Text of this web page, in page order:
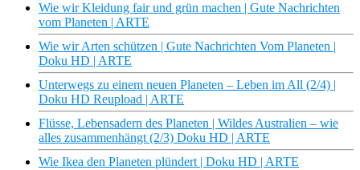
Wie wir Kleidung fair und grün machen | Gute Nachrichten
vom Planeten | ARTE
Wie wir Arten schützen | Gute Nachrichten Vom Planeten |
Doku HD | ARTE
Unterwegs zu einem neuen Planeten – Leben im All (2/4) |
Doku HD Reupload | ARTE
Flüsse, Lebensadern des Planeten | Wildes Australien – wie
alles zusammenhängt (2/3) Doku HD | ARTE
Wie Ikea den Planeten plündert | Doku HD | ARTE